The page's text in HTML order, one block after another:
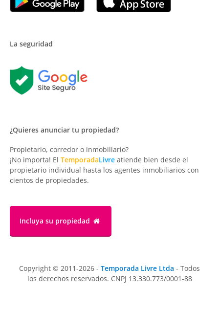
La seguridad
¿Quieres anunciar tu propiedad?
Propietario, corredor o inmobiliario?
¡No importa! El TemporadaLivre atiende bien desde el
propietario individual hasta los agentes inmobiliarios con
cientos de propiedades.
Incluya su propiedad
Copyright © 2011-2026 - Temporada Livre Ltda - Todos
los derechos reservados. CNPJ 13.330.773/0001-88